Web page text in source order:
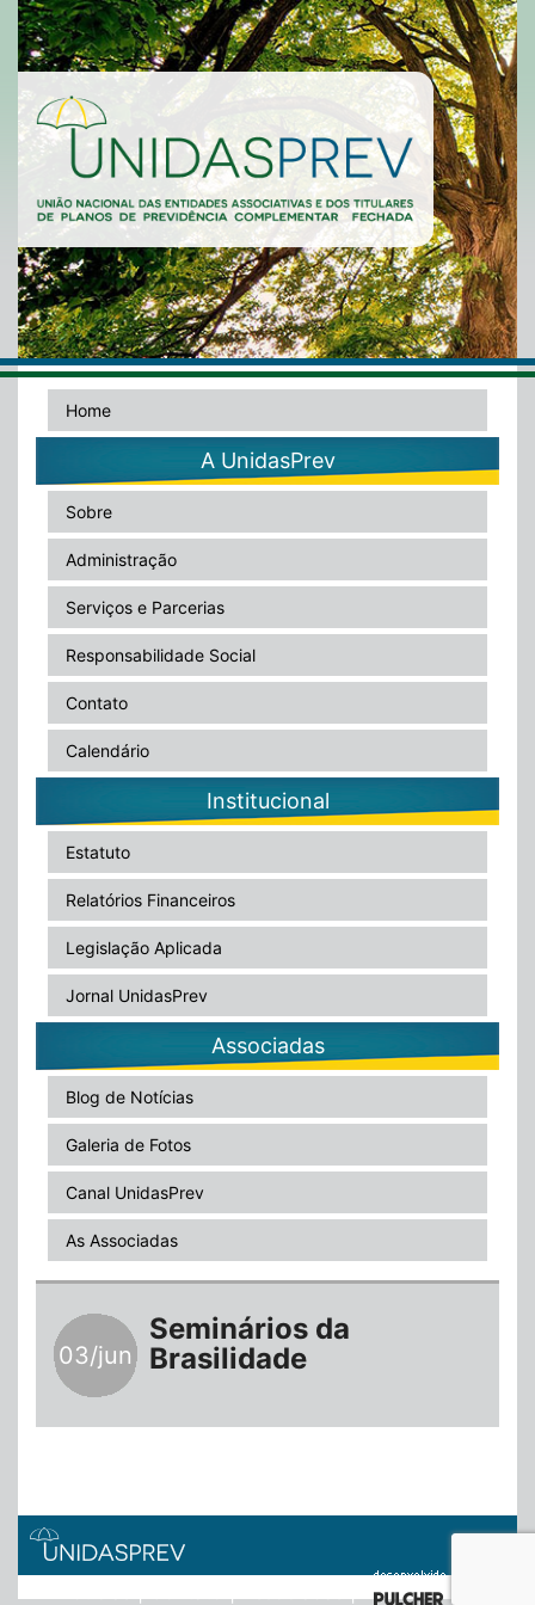
Home
A UnidasPrev
Sobre
Administração
Serviços e Parcerias
Responsabilidade Social
Contato
Calendário
Institucional
Estatuto
Relatórios Financeiros
Legislação Aplicada
Jornal UnidasPrev
Associadas
Blog de Notícias
Galeria de Fotos
Canal UnidasPrev
As Associadas
03/jun
Seminários da
Brasilidade